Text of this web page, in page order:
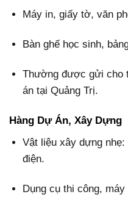
Máy in, giấy tờ, văn
Bàn ghế học sinh,
Thường được gửi cho
án tại Quảng Trị.
Hàng Dự Án, Xây Dựng
Vật liệu xây dựng
điện.
Dụng cụ thi công, máy